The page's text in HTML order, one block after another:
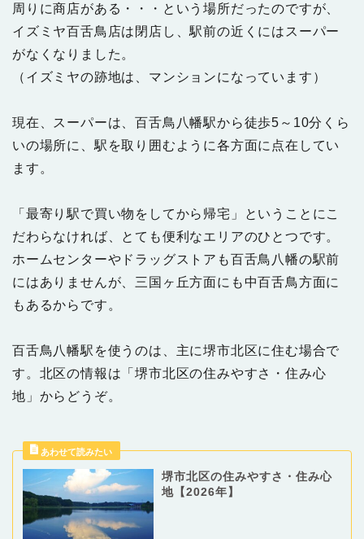
周りに商店がある・・・という場所だったのですが、
イズミヤ百舌鳥店は閉店し、駅前の近くにはスーパー
がなくなりました。
（イズミヤの跡地は、マンションになっています）
現在、スーパーは、百舌鳥八幡駅から徒歩5～10分くら
いの場所に、駅を取り囲むように各方面に点在してい
ます。
「最寄り駅で買い物をしてから帰宅」ということにこ
だわらなければ、とても便利なエリアのひとつです。
ホームセンターやドラッグストアも百舌鳥八幡の駅前
にはありませんが、三国ヶ丘方面にも中百舌鳥方面に
もあるからです。
百舌鳥八幡駅を使うのは、主に堺市北区に住む場合で
す。北区の情報は「堺市北区の住みやすさ・住み心
地」からどうぞ。
堺市北区の住みやすさ・住み心
地【2026年】